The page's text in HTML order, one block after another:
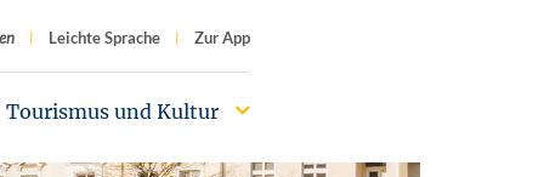
Leichte Sprache Zur App
Tourismus und Kultur